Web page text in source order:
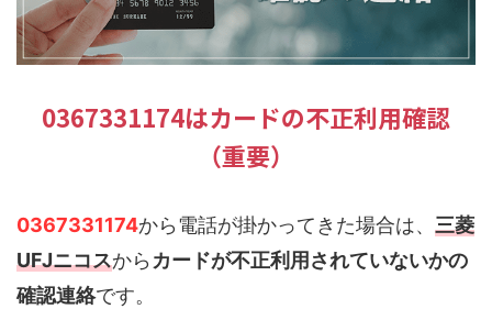
0367331174はカードの不正利用確認
（重要）
0367331174から電話が掛かってきた場合は、 三菱
UFJニコスから カードが不正利用されていないかの
確認連絡です。